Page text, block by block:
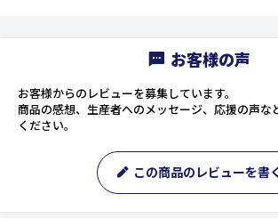
お客様の声
お客様からのレビューを募集しています。
商品の感想、生産者へのメッセージ、応援の声な
ください。
この商品のレビューを書